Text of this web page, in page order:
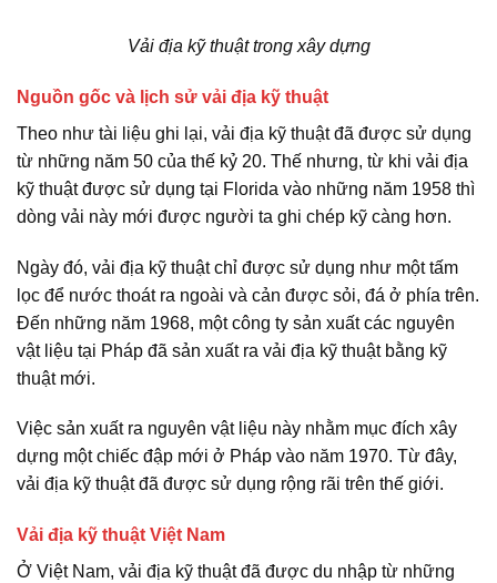
Vải địa kỹ thuật trong xây dựng
Nguồn gốc và lịch sử vải địa kỹ thuật
Theo như tài liệu ghi lại, vải địa kỹ thuật đã được sử dụng
từ những năm 50 của thế kỷ 20. Thế nhưng, từ khi vải địa
kỹ thuật được sử dụng tại Florida vào những năm 1958 thì
dòng vải này mới được người ta ghi chép kỹ càng hơn.
Ngày đó, vải địa kỹ thuật chỉ được sử dụng như một tấm
lọc để nước thoát ra ngoài và cản được sỏi, đá ở phía trên.
Đến những năm 1968, một công ty sản xuất các nguyên
vật liệu tại Pháp đã sản xuất ra vải địa kỹ thuật bằng kỹ
thuật mới.
Việc sản xuất ra nguyên vật liệu này nhằm mục đích xây
dựng một chiếc đập mới ở Pháp vào năm 1970. Từ đây,
vải địa kỹ thuật đã được sử dụng rộng rãi trên thế giới.
Vải địa kỹ thuật Việt Nam
Ở Việt Nam, vải địa kỹ thuật đã được du nhập từ những